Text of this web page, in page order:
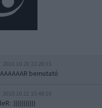
2010.10.20 22:28:35
bemutató
2010.10.21 15:48:10
: :)))))))))))